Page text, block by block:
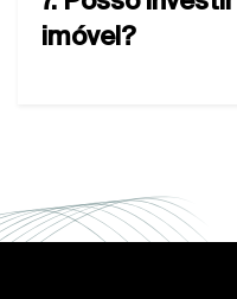
imóvel?